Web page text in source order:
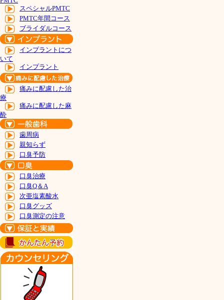
スペシャルPMTC
PMTC年間コース
ブライダルコース
インプラントにつ
いて
インプラント
痛みに配慮した治
療
痛みに配慮した麻
酔
歯周病
親知らず
口臭予防
口臭治療
口臭Q＆A
次亜塩素酸水
口臭グッズ
口臭測定の注意